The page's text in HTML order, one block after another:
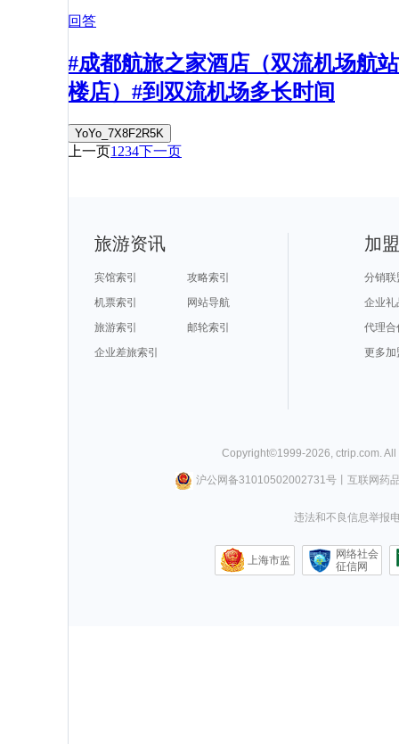
回答
#成都航旅之家酒店（双流机场航站
楼店）#到双流机场多长时间
YoYo_7X8F2R5K
上一页1 234下一页
旅游资讯
宾馆索引
攻略索引
机票索引
网站导航
旅游索引
邮轮索引
企业差旅索引
加
分销联
企业礼
代理合
更多加
Copyright©1999-2026, ctrip.com.
沪公网备31010502002731号丨 互联网药
违法和不良信息举报
上海市监
网络社会
征信网